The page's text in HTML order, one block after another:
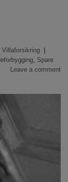
Villaforsikring
Spare
Leave a comment